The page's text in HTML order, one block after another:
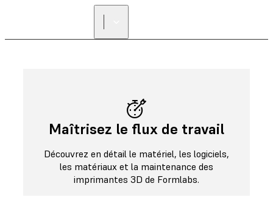
Maîtrisez le flux de travail
Découvrez en détail le matériel, les logiciels,
les matériaux et la maintenance des
imprimantes 3D de Formlabs.